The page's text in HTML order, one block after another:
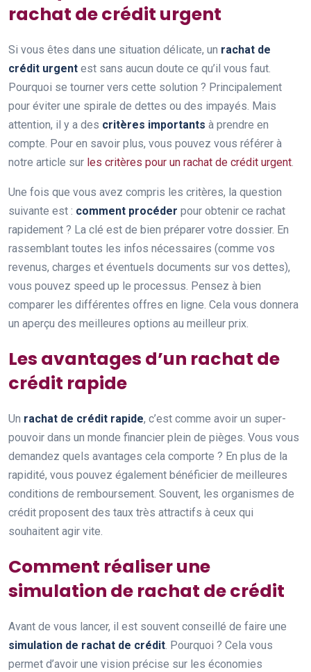
rachat de crédit urgent
Si vous êtes dans une situation délicate, un rachat de
crédit urgent est sans aucun doute ce qu’il vous faut.
Pourquoi se tourner vers cette solution ? Principalement
pour éviter une spirale de dettes ou des impayés. Mais
attention, il y a des critères importants à prendre en
compte. Pour en savoir plus, vous pouvez vous référer à
notre article sur les critères pour un rachat de crédit urgent.
Une fois que vous avez compris les critères, la question
suivante est : comment procéder pour obtenir ce rachat
rapidement ? La clé est de bien préparer votre dossier. En
rassemblant toutes les infos nécessaires (comme vos
revenus, charges et éventuels documents sur vos dettes),
vous pouvez speed up le processus. Pensez à bien
comparer les différentes offres en ligne. Cela vous donnera
un aperçu des meilleures options au meilleur prix.
Les avantages d’un rachat de
crédit rapide
Un rachat de crédit rapide, c’est comme avoir un super-
pouvoir dans un monde financier plein de pièges. Vous vous
demandez quels avantages cela comporte ? En plus de la
rapidité, vous pouvez également bénéficier de meilleures
conditions de remboursement. Souvent, les organismes de
crédit proposent des taux très attractifs à ceux qui
souhaitent agir vite.
Comment réaliser une
simulation de rachat de crédit
Avant de vous lancer, il est souvent conseillé de faire une
simulation de rachat de crédit. Pourquoi ? Cela vous
permet d’avoir une vision précise sur les économies